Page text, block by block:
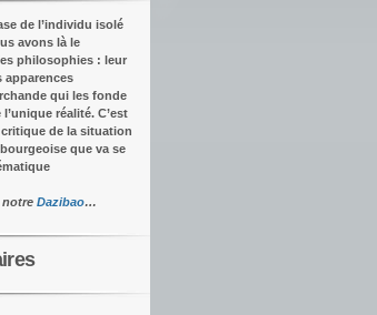
de l’individu isolé
avons là le
philosophies : leur
apparences
qui les fonde
l’unique réalité. C’est
de la situation
que va se
notre Dazibao…